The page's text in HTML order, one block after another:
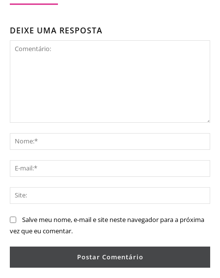
DEIXE UMA RESPOSTA
Salve meu nome, e-mail e site neste navegador para a próxima
vez que eu comentar.